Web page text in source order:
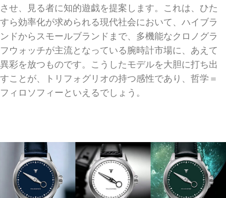
させ、見る者に知的遊戯を提案します。これは、ひた
すら効率化が求められる現代社会において、ハイブラ
ンドからスモールブランドまで、多機能なクロノグラ
フウォッチが主流となっている腕時計市場に、あえて
異彩を放つものです。こうしたモデルを大胆に打ち出
すことが、トリフォグリオの持つ感性であり、哲学＝
フィロソフィーといえるでしょう。